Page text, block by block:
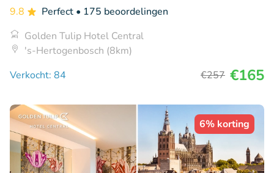
9.8 Perfect • 175 beoordelingen
Golden Tulip Hotel Central
's-Hertogenbosch (8km)
Verkocht: 84
€257 €165
6% korting